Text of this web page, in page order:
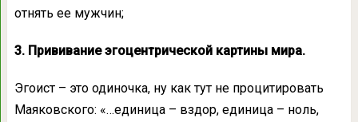
отнять ее мужчин;
3. Прививание эгоцентрической картины мира.
Эгоист – это одиночка, ну как тут не процитировать
Маяковского: «…единица – вздор, единица – ноль,